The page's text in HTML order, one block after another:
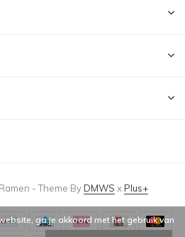
- Theme ByDMWS xPlus+
ga je akkoord met het gebruik van